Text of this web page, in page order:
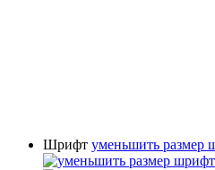
Шрифт уменьшить размер